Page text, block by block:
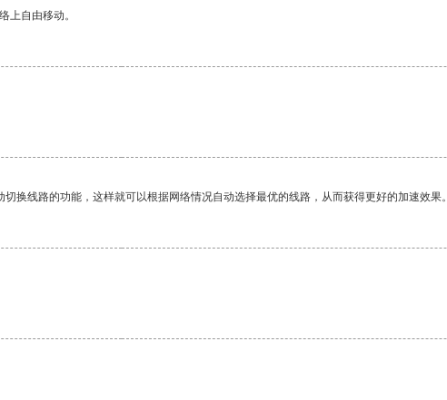
上自由移动。
换线路的功能，这样就可以根据网络情况自动选择最优的线路，从而获得更好的加速效果。